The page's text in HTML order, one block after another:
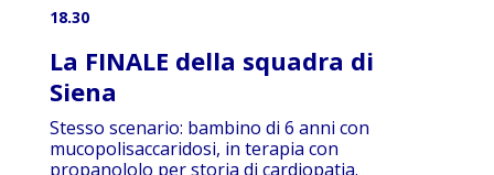
18.30
La FINALE della squadra di
Siena
Stesso scenario: bambino di 6 anni con
mucopolisaccaridosi, in terapia con
propanololo per storia di cardiopatia.